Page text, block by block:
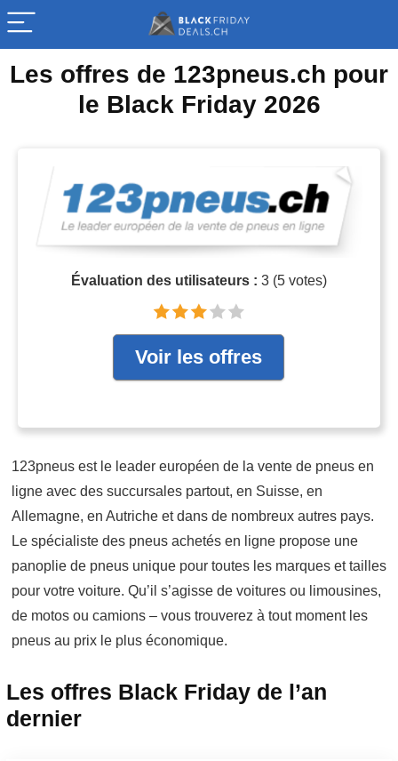
Les offres de 123pneus.ch pour
le Black Friday 2026
Évaluation des utilisateurs : 3 (5votes)
Voir les offres
123pneus est le leader européen de la vente de pneus en
ligne avec des succursales partout, en Suisse, en
Allemagne, en Autriche et dans de nombreux autres pays.
Le spécialiste des pneus achetés en ligne propose une
panoplie de pneus unique pour toutes les marques et tailles
pour votre voiture. Qu’il s’agisse de voitures ou limousines,
de motos ou camions – vous trouverez à tout moment les
pneus au prix le plus économique.
Les offres Black Friday de l’an
dernier